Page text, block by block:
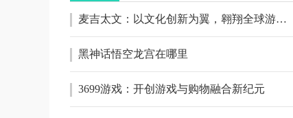
麦吉太文：以文化创新为翼，翱翔全球游戏市场的领航者
黑神话悟空龙宫在哪里
3699游戏：开创游戏与购物融合新纪元